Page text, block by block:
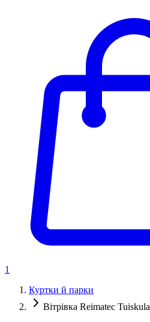
1
Куртки й парки
Вітрівка Reimatec Tuiskula